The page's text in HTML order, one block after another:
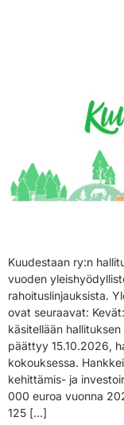
Kuudestaan ry:n
vuoden
rahoituslinjauksista.
ovat seuraavat:
käsitellään
päättyy 15.10.2026,
kokouksessa.
kehittämis- ja
000 euroa vuonna
125 […]